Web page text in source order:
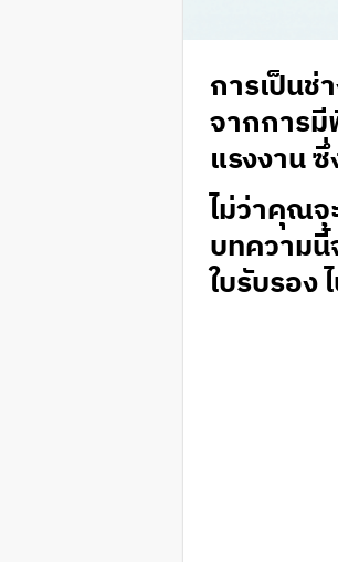
การเป็นช่
จากการมี
แรงงาน
ไม่ว่าคุณจ
บทความ
ใบรับรอง